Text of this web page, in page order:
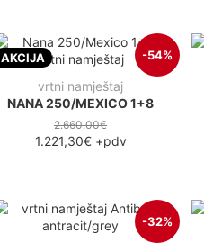
AKCIJA -54%
vrtni namještaj
NANA 250/MEXICO 1+8
2.660,00€
1.221,30€+pdv
-32%